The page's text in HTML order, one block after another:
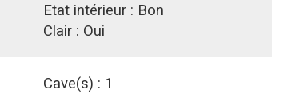
Etat intérieur : Bon
Clair : Oui
Cave(s) : 1